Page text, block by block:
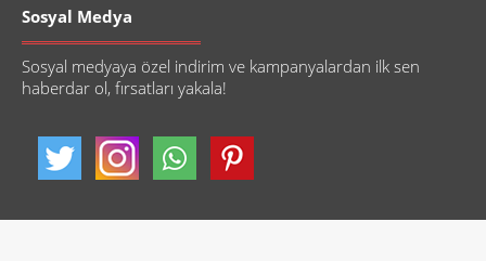
Sosyal Medya
Sosyal medyaya özel indirim ve kampanyalardan ilk sen
haberdar ol, fırsatları yakala!